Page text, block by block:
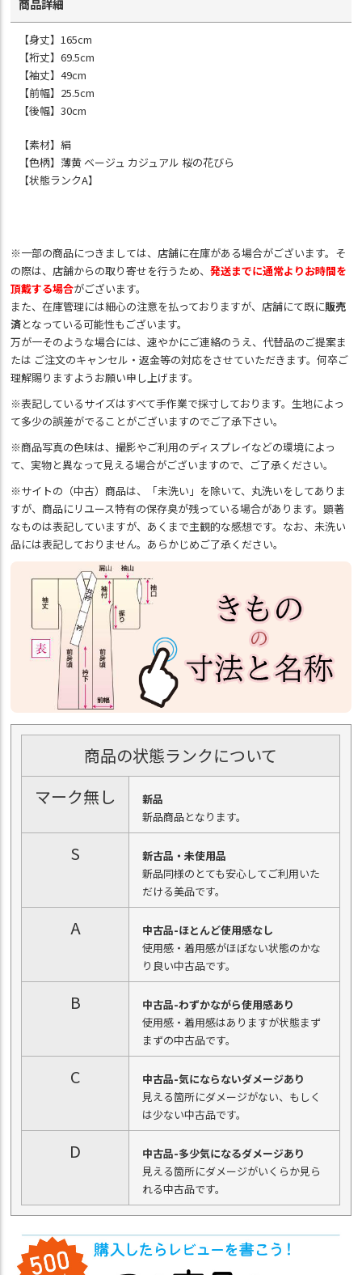
商品詳細
【身丈】165cm
【裄丈】69.5cm
【袖丈】49cm
【前幅】25.5cm
【後幅】30cm
【素材】絹
【色柄】薄黄 ベージュ カジュアル 桜の花びら
【状態ランクA】
※一部の商品につきましては、店舗に在庫がある場合がございます。そ
の際は、店舗からの取り寄せを行うため、発送までに通常よりお時間を
頂戴する場合がございます。
また、在庫管理には細心の注意を払っておりますが、店舗にて既に販売
済となっている可能性もございます。
万が一そのような場合には、速やかにご連絡のうえ、代替品のご提案ま
たは ご注文のキャンセル・返金等の対応をさせていただきます。何卒ご
理解賜りますようお願い申し上げます。
※表記しているサイズはすべて手作業で採寸しております。生地によっ
て多少の誤差がでることがございますのでご了承下さい。
※商品写真の色味は、撮影やご利用のディスプレイなどの環境によっ
て、実物と異なって見える場合がございますので、ご了承ください。
※サイトの（中古）商品は、「未洗い」を除いて、丸洗いをしてありま
すが、商品にリユース特有の保存臭が残っている場合があります。顕著
なものは表記していますが、あくまで主観的な感想です。なお、未洗い
品には表記しておりません。あらかじめご了承ください。
商品の状態ランクについて
マーク無し
新品
新品商品となります。
S
新古品・未使用品
新品同様のとても安心してご利用いた
だける美品です。
A
中古品-ほとんど使用感なし
使用感・着用感がほぼない状態のかな
り良い中古品です。
B
中古品-わずかながら使用感あり
使用感・着用感はありますが状態まず
まずの中古品です。
C
中古品-気にならないダメージあり
見える箇所にダメージがない、もしく
は少ない中古品です。
D
中古品-多少気になるダメージあり
見える箇所にダメージがいくらか見ら
れる中古品です。